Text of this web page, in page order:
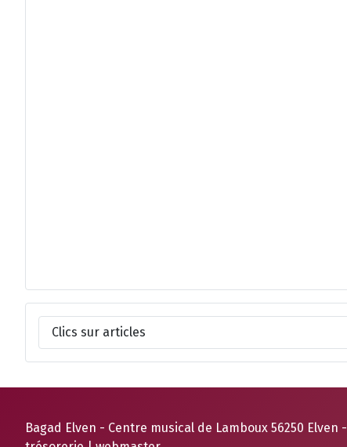
Clics sur articles
Bagad Elven - Centre musical de Lamboux 56250 Elven -